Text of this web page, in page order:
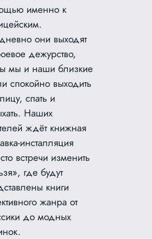
именно к
они выходят
дежурство,
мы и наши близкие
спокойно выходить
спать и
Наших
ждёт книжная
инсталляция
встречи изменить
где будут
книги
жанра от
до модных